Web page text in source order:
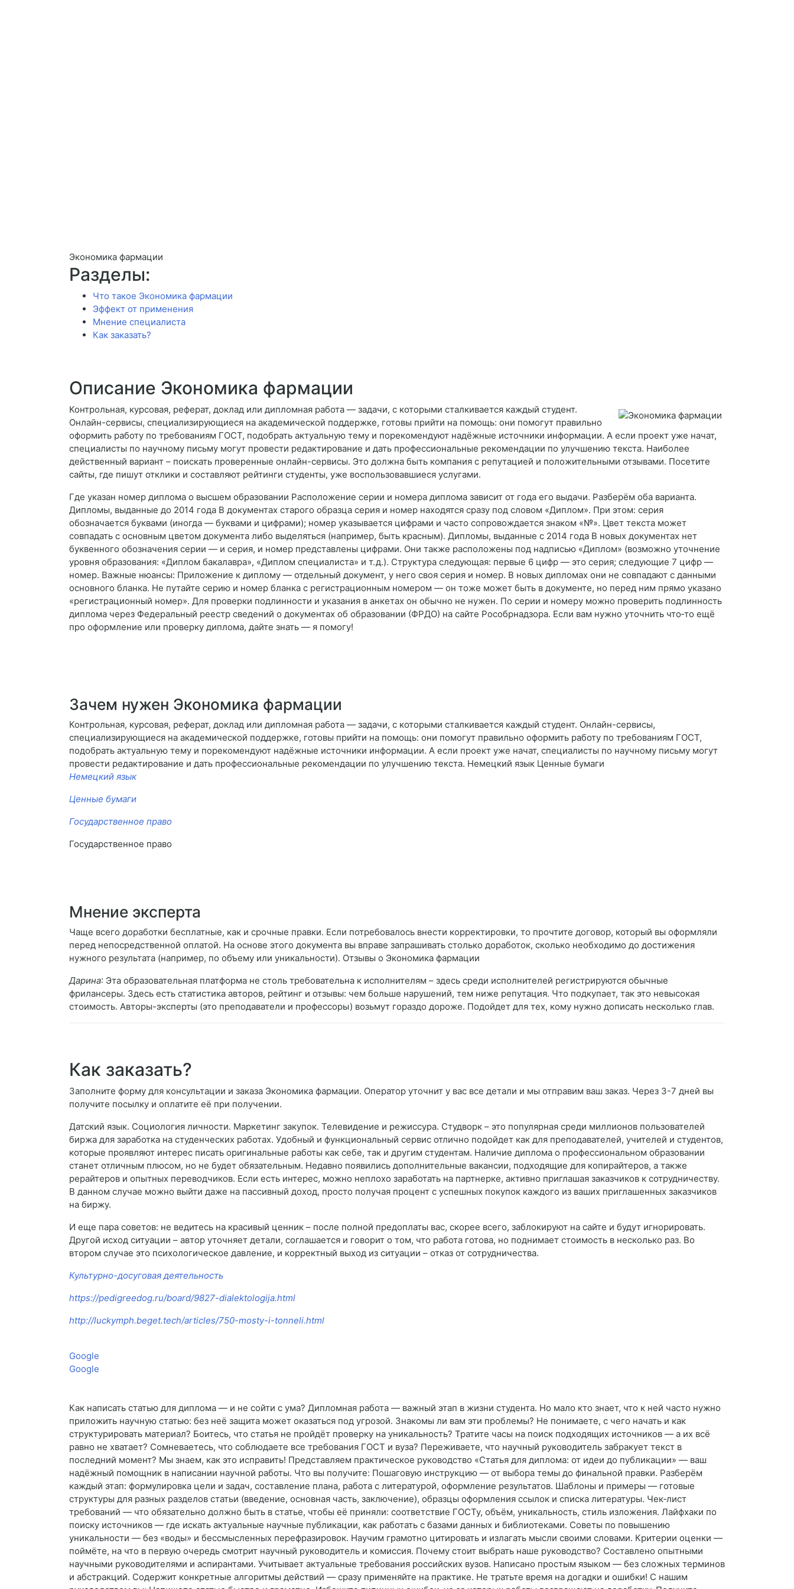
Экономика фармации
Разделы:
Что такое Экономика фармации
Эффект от применения
Мнение специалиста
Как заказать?
Описание Экономика фармации
Контрольная, курсовая, реферат, доклад или дипломная работа — задачи, с которыми сталкивается каждый студент.
Онлайн-сервисы, специализирующиеся на академической поддержке, готовы прийти на помощь: они помогут правильно
оформить работу по требованиям ГОСТ, подобрать актуальную тему и порекомендуют надёжные источники информации. А если проект уже начат,
специалисты по научному письму могут провести редактирование и дать профессиональные рекомендации по улучшению текста. Наиболее
действенный вариант – поискать проверенные онлайн-сервисы. Это должна быть компания с репутацией и положительными отзывами. Посетите
сайты, где пишут отклики и составляют рейтинги студенты, уже воспользовавшиеся услугами.
Где указан номер диплома о высшем образовании Расположение серии и номера диплома зависит от года его выдачи. Разберём оба варианта.
Дипломы, выданные до 2014 года В документах старого образца серия и номер находятся сразу под словом «Диплом». При этом: серия
обозначается буквами (иногда — буквами и цифрами); номер указывается цифрами и часто сопровождается знаком «№». Цвет текста может
совпадать с основным цветом документа либо выделяться (например, быть красным). Дипломы, выданные с 2014 года В новых документах нет
буквенного обозначения серии — и серия, и номер представлены цифрами. Они также расположены под надписью «Диплом» (возможно уточнение
уровня образования: «Диплом бакалавра», «Диплом специалиста» и т. д.). Структура следующая: первые 6 цифр — это серия; следующие 7 цифр —
номер. Важные нюансы: Приложение к диплому — отдельный документ, у него своя серия и номер. В новых дипломах они не совпадают с данными
основного бланка. Не путайте серию и номер бланка с регистрационным номером — он тоже может быть в документе, но перед ним прямо указано
«регистрационный номер». Для проверки подлинности и указания в анкетах он обычно не нужен. По серии и номеру можно проверить подлинность
диплома через Федеральный реестр сведений о документах об образовании (ФРДО) на сайте Рособрнадзора. Если вам нужно уточнить что‑то ещё
про оформление или проверку диплома, дайте знать — я помогу!
Зачем нужен Экономика фармации
Контрольная, курсовая, реферат, доклад или дипломная работа — задачи, с которыми сталкивается каждый студент. Онлайн-сервисы,
специализирующиеся на академической поддержке, готовы прийти на помощь: они помогут правильно оформить работу по требованиям ГОСТ,
подобрать актуальную тему и порекомендуют надёжные источники информации. А если проект уже начат, специалисты по научному письму могут
провести редактирование и дать профессиональные рекомендации по улучшению текста. Немецкий язык Ценные бумаги
Немецкий язык
Ценные бумаги
Государственное право
Государственное право
Мнение эксперта
Чаще всего доработки бесплатные, как и срочные правки. Если потребовалось внести корректировки, то прочтите договор, который вы оформляли
перед непосредственной оплатой. На основе этого документа вы вправе запрашивать столько доработок, сколько необходимо до достижения
нужного результата (например, по объему или уникальности). Отзывы о Экономика фармации
Дарина: Эта образовательная платформа не столь требовательна к исполнителям – здесь среди исполнителей регистрируются обычные
фрилансеры. Здесь есть статистика авторов, рейтинг и отзывы: чем больше нарушений, тем ниже репутация. Что подкупает, так это невысокая
стоимость. Авторы-эксперты (это преподаватели и профессоры) возьмут гораздо дороже. Подойдет для тех, кому нужно дописать несколько глав.
Как заказать?
Заполните форму для консультации и заказа Экономика фармации. Оператор уточнит у вас все детали и мы отправим ваш заказ. Через 3-7 дней вы
получите посылку и оплатите её при получении.
Датский язык. Социология личности. Маркетинг закупок. Телевидение и режиссура. Студворк – это популярная среди миллионов пользователей
биржа для заработка на студенческих работах. Удобный и функциональный сервис отлично подойдет как для преподавателей, учителей и студентов,
которые проявляют интерес писать оригинальные работы как себе, так и другим студентам. Наличие диплома о профессиональном образовании
станет отличным плюсом, но не будет обязательным. Недавно появились дополнительные вакансии, подходящие для копирайтеров, а также
рерайтеров и опытных переводчиков. Если есть интерес, можно неплохо заработать на партнерке, активно приглашая заказчиков к сотрудничеству.
В данном случае можно выйти даже на пассивный доход, просто получая процент с успешных покупок каждого из ваших приглашенных заказчиков
на биржу.
И еще пара советов: не ведитесь на красивый ценник – после полной предоплаты вас, скорее всего, заблокируют на сайте и будут игнорировать.
Другой исход ситуации – автор уточняет детали, соглашается и говорит о том, что работа готова, но поднимает стоимость в несколько раз. Во
втором случае это психологическое давление, и корректный выход из ситуации – отказ от сотрудничества.
Культурно-досуговая деятельность
https://pedigreedog.ru/board/9827-dialektologija.html
http://luckymph.beget.tech/articles/750-mosty-i-tonneli.html
Google
Google
Как написать статью для диплома — и не сойти с ума? Дипломная работа — важный этап в жизни студента. Но мало кто знает, что к ней часто нужно
приложить научную статью: без неё защита может оказаться под угрозой. Знакомы ли вам эти проблемы? Не понимаете, с чего начать и как
структурировать материал? Боитесь, что статья не пройдёт проверку на уникальность? Тратите часы на поиск подходящих источников — а их всё
равно не хватает? Сомневаетесь, что соблюдаете все требования ГОСТ и вуза? Переживаете, что научный руководитель забракует текст в
последний момент? Мы знаем, как это исправить! Представляем практическое руководство «Статья для диплома: от идеи до публикации» — ваш
надёжный помощник в написании научной работы. Что вы получите: Пошаговую инструкцию — от выбора темы до финальной правки. Разберём
каждый этап: формулировка цели и задач, составление плана, работа с литературой, оформление результатов. Шаблоны и примеры — готовые
структуры для разных разделов статьи (введение, основная часть, заключение), образцы оформления ссылок и списка литературы. Чек‑лист
требований — что обязательно должно быть в статье, чтобы её приняли: соответствие ГОСТу, объём, уникальность, стиль изложения. Лайфхаки по
поиску источников — где искать актуальные научные публикации, как работать с базами данных и библиотеками. Советы по повышению
уникальности — без «воды» и бессмысленных перефразировок. Научим грамотно цитировать и излагать мысли своими словами. Критерии оценки —
поймёте, на что в первую очередь смотрит научный руководитель и комиссия. Почему стоит выбрать наше руководство? Составлено опытными
научными руководителями и аспирантами. Учитывает актуальные требования российских вузов. Написано простым языком — без сложных терминов
и абстракций. Содержит конкретные алгоритмы действий — сразу применяйте на практике. Не тратьте время на догадки и ошибки! С нашим